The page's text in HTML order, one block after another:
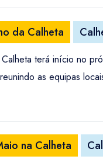
da Calheta
terá início no
as equipas
na Calheta